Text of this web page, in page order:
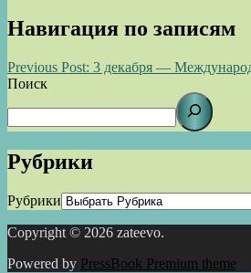
Навигация по записям
Previous Post: 3 декабря —
Поиск
Рубрики
Рубрики
Copyright © 2026 zateevo.
Powered by PressBook Premium theme